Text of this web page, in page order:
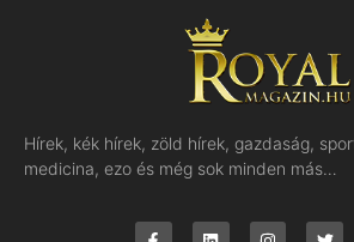
Hírek, kék hírek, zöld hírek, gazdaság,
medicina, ezo és még sok minden más…